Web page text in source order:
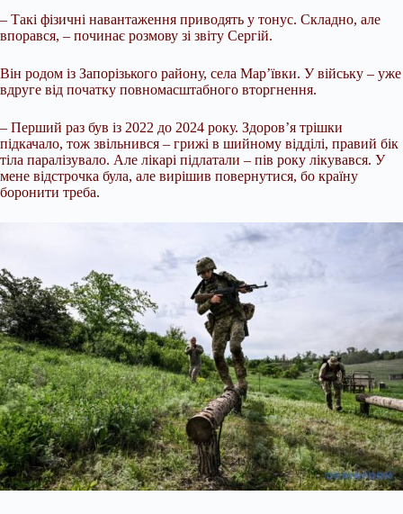
– Такі фізичні навантаження приводять у тонус. Складно, але
впорався, – починає розмову зі звіту Сергій.
Він родом із Запорізького району, села Мар’ївки. У війську – уже
вдруге від початку повномасштабного вторгнення.
– Перший раз був із 2022 до 2024 року. Здоров’я трішки
підкачало, тож звільнився – грижі в шийному відділі, правий бік
тіла паралізувало. Але лікарі підлатали – пів року лікувався. У
мене відстрочка була, але вирішив повернутися, бо країну
боронити треба.